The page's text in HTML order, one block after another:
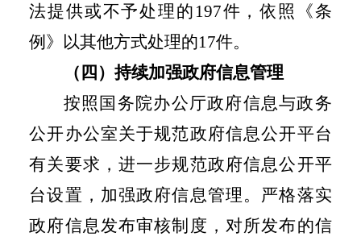
法提供或不予处理的 197件，依照《条
例》以其他方式处理的17件。
（四）持续加强政府信息管理
按照国务院办公厅政府信息与政务
公开办公室关于规范政府信息公开平台
有关要求，进一步规范政府信息公开平
台设置，加强政府信息管理。严格落实
政府信息发布审核制度，对所发布的信